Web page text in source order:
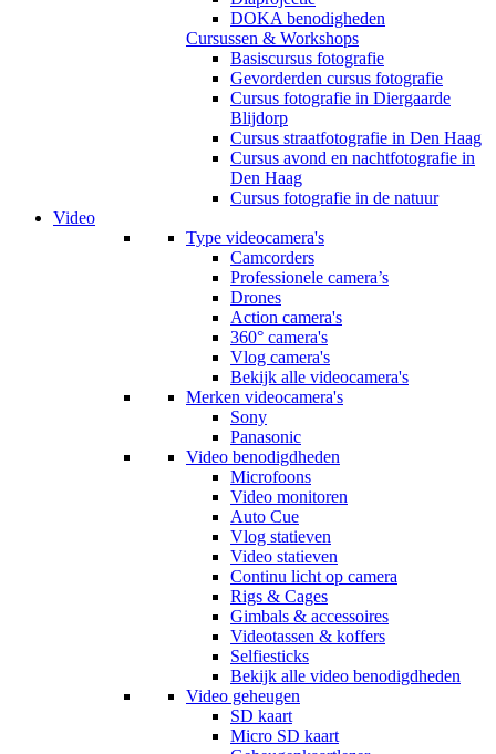
DOKA benodigheden
Cursussen & Workshops
Basiscursus fotografie
Gevorderden cursus fotografie
Cursus fotografie in Diergaarde
Blijdorp
Cursus straatfotografie in Den Haag
Cursus avond en nachtfotografie in
Den Haag
Cursus fotografie in de natuur
Video
Type videocamera's
Camcorders
Professionele camera’s
Drones
Action camera's
360° camera's
Vlog camera's
Bekijk alle videocamera's
Merken videocamera's
Sony
Panasonic
Video benodigdheden
Microfoons
Video monitoren
Auto Cue
Vlog statieven
Video statieven
Continu licht op camera
Rigs & Cages
Gimbals & accessoires
Videotassen & koffers
Selfiesticks
Bekijk alle video benodigdheden
Video geheugen
SD kaart
Micro SD kaart